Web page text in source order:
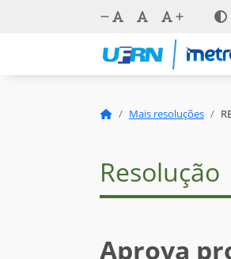
Mais resoluções
Resolução
Aprova